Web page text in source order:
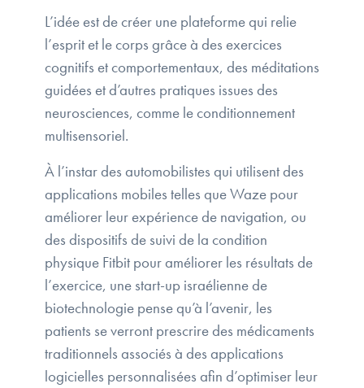
L’idée est de créer une plateforme qui relie
l’esprit et le corps grâce à des exercices
cognitifs et comportementaux, des méditations
guidées et d’autres pratiques issues des
neurosciences, comme le conditionnement
multisensoriel.
À l’instar des automobilistes qui utilisent des
applications mobiles telles que Waze pour
améliorer leur expérience de navigation, ou
des dispositifs de suivi de la condition
physique Fitbit pour améliorer les résultats de
l’exercice, une start-up israélienne de
biotechnologie pense qu’à l’avenir, les
patients se verront prescrire des médicaments
traditionnels associés à des applications
logicielles personnalisées afin d’optimiser leur